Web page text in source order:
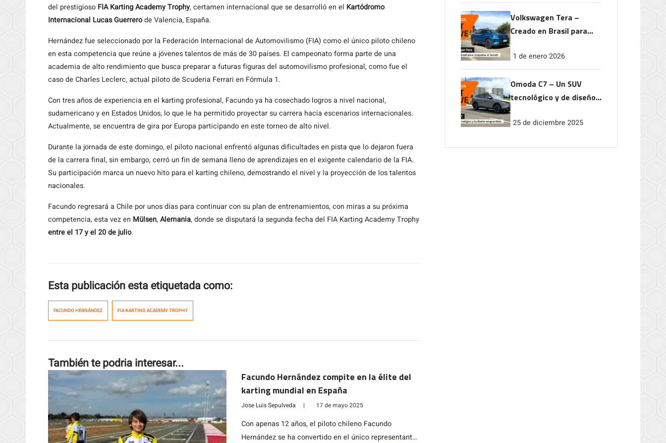
del prestigioso FIA Karting Academy Trophy, certamen internacional que se desarrolló en el Kartódromo
Internacional Lucas Guerrerode Valencia, España.
Hernández fue seleccionado por la Federación Internacional de Automovilismo (FIA) como el único piloto chileno
en esta competencia que reúne a jóvenes talentos de más de 30 países. El campeonato forma parte de una
academia de alto rendimiento que busca preparar a futuras figuras del automovilismo profesional, como fue el
caso de Charles Leclerc, actual piloto de Scuderia Ferrari en Fórmula 1.
Con tres años de experiencia en el karting profesional, Facundo ya ha cosechado logros a nivel nacional,
sudamericano y en Estados Unidos, lo que le ha permitido proyectar su carrera hacia escenarios internacionales.
Actualmente, se encuentra de gira por Europa participando en este torneo de alto nivel.
Durante la jornada de este domingo, el piloto nacional enfrentó algunas dificultades en pista que lo dejaron fuera
de la carrera final, sin embargo, cerró un fin de semana lleno de aprendizajes en el exigente calendario de la FIA.
Su participación marca un nuevo hito para el karting chileno, demostrando el nivel y la proyección de los talentos
nacionales.
Facundo regresará a Chile por unos días para continuar con su plan de entrenamientos, con miras a su próxima
competencia, esta vez en Mülsen,Alemania, donde se disputará la segunda fecha del FIA Karting Academy Trophy
entre el 17 y el 20 de julio.
Esta publicación esta etiquetada como:
FACUNDO HERNÁNDEZ FIA KARTING ACADEMY TROPHY
También te podria interesar...
Facundo Hernández compite en la élite del
karting mundial en España
Jose Luis Sepulveda | 17 de mayo 2025
Con apenas 12 años, el piloto chileno Facundo
Hernández se ha convertido en el único representante
Volkswagen Tera –
Creado en Brasil para
1 de enero 2026
Omoda C7 – Un SUV
tecnológico y de diseño
25 de diciembre 2025